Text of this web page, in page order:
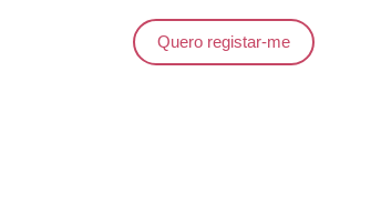
Quero registar-me